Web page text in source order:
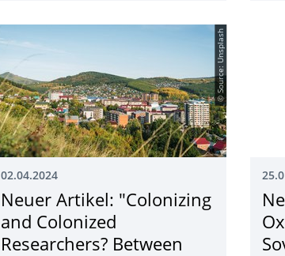
© Source: Unsplash
02.04.2024
Neuer Artikel: "Colonizing
and Colonized
Researchers? Between